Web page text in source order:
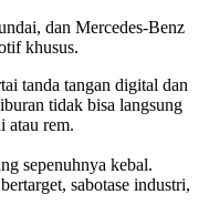
dan Mercedes-Benz
khusus.
tanda tangan digital dan
tidak bisa langsung
atau rem.
sepenuhnya kebal.
sabotase industri,